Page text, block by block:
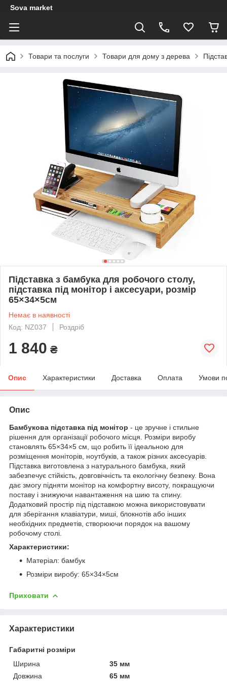
Sova market
Товари та послуги Товари для дому з дерева
Підставка з бамбука для робочого столу,
підставка під монітор і аксесуари, розмір
65×34×5см
Немає в наявності
Код: NZ037
Роздріб
1 840 ₴
Опис Характеристики Доставка Оплата Умови
Опис
Бамбукова підставка під монітор - це зручне і стильне
рішення для організації робочого місця. Розміри виробу
становлять 65×34×5 см, що робить її ідеальною для
розміщення моніторів, ноутбуків, а також різних аксесуарів.
Підставка виготовлена з натурального бамбука, який
забезпечує стійкість, довговічність та екологічну безпеку. Вона
дає змогу підняти монітор на комфортну висоту, покращуючи
поставу і знижуючи навантаження на шию та спину.
Додатковий простір під підставкою можна використовувати
для зберігання клавіатури, миші, блокнотів або інших
необхідних предметів, створюючи порядок на вашому
робочому столі.
Характеристики:
Матеріал: бамбук
Розміри виробу: 65×34×5см
Приховати
Характеристики
Габаритні розміри
Ширина
35 мм
Довжина
65 мм